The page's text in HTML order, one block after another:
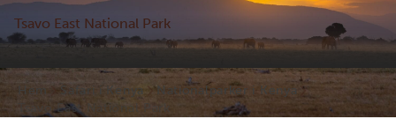
Tsavo East National Park
Hem Safari i Kenya
Nationalparker i Kenya
Tsavo East National Park